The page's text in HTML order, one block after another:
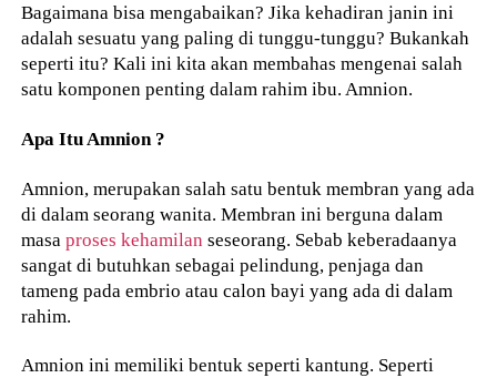
Bagaimana bisa mengabaikan? Jika kehadiran janin ini
adalah sesuatu yang paling di tunggu-tunggu? Bukankah
seperti itu? Kali ini kita akan membahas mengenai salah
satu komponen penting dalam rahim ibu. Amnion.
Apa Itu Amnion ?
Amnion, merupakan salah satu bentuk membran yang ada
di dalam seorang wanita. Membran ini berguna dalam
masaproses kehamilan seseorang. Sebab keberadaanya
sangat di butuhkan sebagai pelindung, penjaga dan
tameng pada embrio atau calon bayi yang ada di dalam
rahim.
Amnion ini memiliki bentuk seperti kantung. Seperti